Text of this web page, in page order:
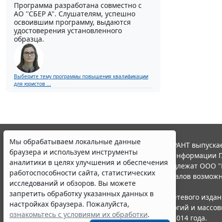
Программа разработана совместно с
АО ''СБЕР А". Слушателям, успешно
освоившим программу, выдаются
удостоверения установленного
образца.
Выберите тему программы повышения квалификации
для юристов ...
Мы обрабатываем локальные данные
браузера и используем инструменты
аналитики в целях улучшения и обеспечения
работоспособности сайта, статистических
исследований и обзоров. Вы можете
запретить обработку указанных данных в
настройках браузера. Пожалуйста,
ознакомьтесь с условиями их обработки.
© ООО "НПП "ГАРАНТ-СЕРВИС", 2026. Система ГАРАНТ
участниками Российской ассоциации правовой информации
Все права на материалы сайта ГАРАНТ.РУ принадлежат
Полное или частичное воспроизведение материалов
Правила использования портала.
Портал ГАРАНТ.РУ зарегистрирован в качестве сетевого
надзору в сфере связи,информационных технологий и
(Роскомнадзором), Эл № ФС77-58365 от 18 июня 2014 года.